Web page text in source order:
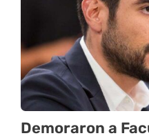
Demoraron a